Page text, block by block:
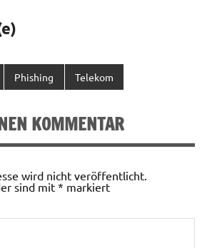
Phishing Telekom
KOMMENTAR
wird nicht veröffentlicht.
sind mit * markiert